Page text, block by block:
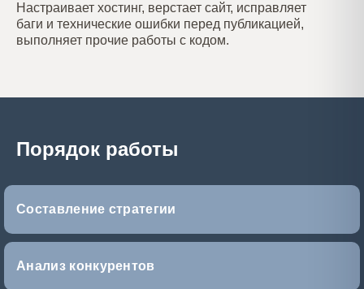
Настраивает хостинг, верстает сайт, исправляет
баги и технические ошибки перед публикацией,
выполняет прочие работы с кодом.
Порядок работы
Составление стратегии
Анализ конкурентов